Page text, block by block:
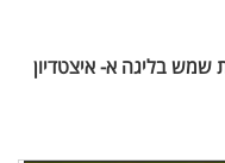
שמש בליגה א- איצטדיון